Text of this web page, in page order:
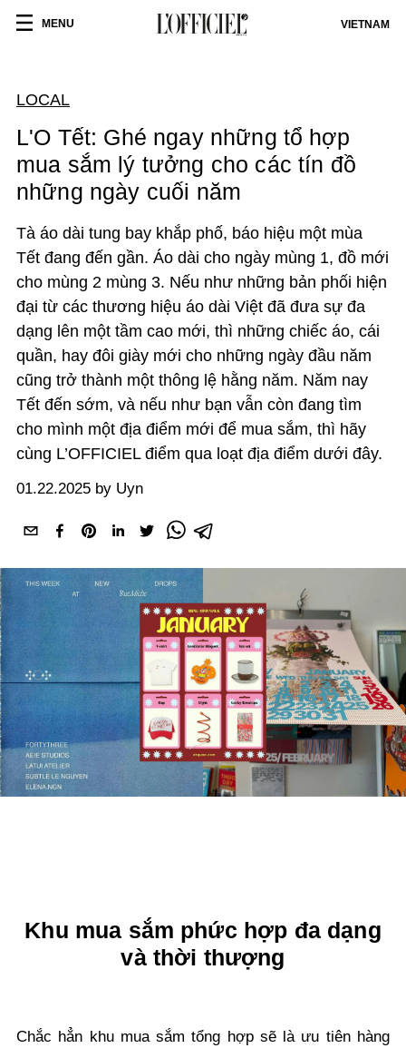
MENU VIETNAM
LOCAL
L'O Tết: Ghé ngay những tổ hợp
mua sắm lý tưởng cho các tín đồ
những ngày cuối năm
Tà áo dài tung bay khắp phố, báo hiệu một mùa
Tết đang đến gần. Áo dài cho ngày mùng 1, đồ mới
cho mùng 2 mùng 3. Nếu như những bản phối hiện
đại từ các thương hiệu áo dài Việt đã đưa sự đa
dạng lên một tầm cao mới, thì những chiếc áo, cái
quần, hay đôi giày mới cho những ngày đầu năm
cũng trở thành một thông lệ hằng năm. Năm nay
Tết đến sớm, và nếu như bạn vẫn còn đang tìm
cho mình một địa điểm mới để mua sắm, thì hãy
cùng L’OFFICIEL điểm qua loạt địa điểm dưới đây.
01.22.2025 by Uyn
Khu mua sắm phức hợp đa dạng
và thời thượng
Chắc hẳn khu mua sắm tổng hợp sẽ là ưu tiên hàng